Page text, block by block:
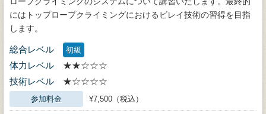
にはトップロープクライミングにおけるビレイ技術の習得を目指
します。
総合レベル 初級
体力レベル
★★☆☆☆
技術レベル
★☆☆☆☆
参加料金 ¥7,500（税込）